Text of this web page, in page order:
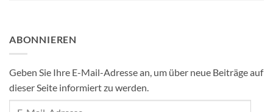
ABONNIEREN
Geben Sie Ihre E-Mail-Adresse an, um über neue Beiträge auf
dieser Seite informiert zu werden.